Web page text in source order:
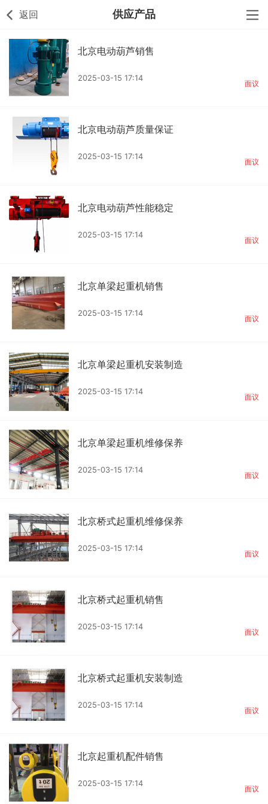
返回 供应产品
北京电动葫芦销售
面议
2025-03-15 17:14
北京电动葫芦质量保证
面议
2025-03-15 17:14
北京电动葫芦性能稳定
面议
2025-03-15 17:14
北京单梁起重机销售
面议
2025-03-15 17:14
北京单梁起重机安装制造
面议
2025-03-15 17:14
北京单梁起重机维修保养
面议
2025-03-15 17:14
北京桥式起重机维修保养
面议
2025-03-15 17:14
北京桥式起重机销售
面议
2025-03-15 17:14
北京桥式起重机安装制造
面议
2025-03-15 17:14
北京起重机配件销售
面议
2025-03-15 17:14